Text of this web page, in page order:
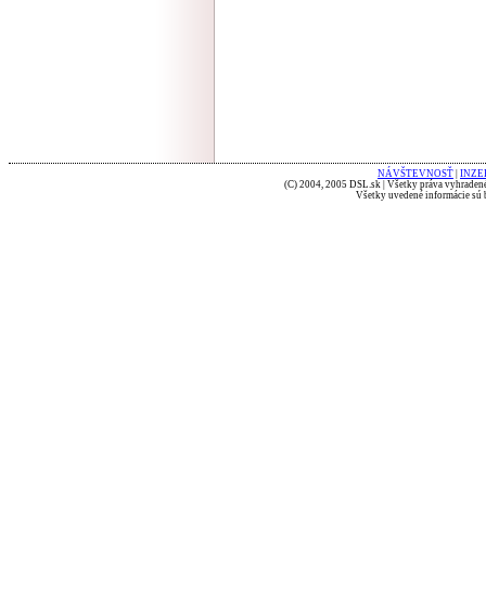
NÁVŠTEVNOSŤ
(C) 2004, 2005 DSL.sk | Všetky práva
Všetky uvedené informácie sú